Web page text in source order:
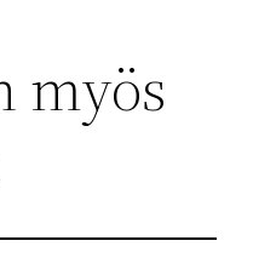
myös